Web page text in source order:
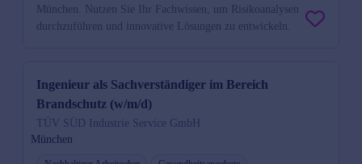
München. Nutzen Sie Ihr Fachwissen, um Risikoanalysen
durchzuführen und innovative Lösungen zu entwickeln.
Ingenieur als Sachverständiger im Bereich
Brandschutz (w/m/d)
TÜV SÜD Industrie Service GmbH
München